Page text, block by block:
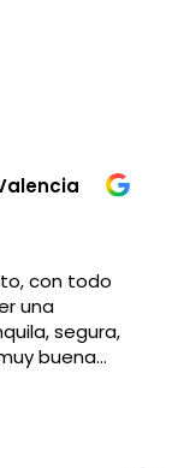
con todo
una
segura,
buena
Eiffel,